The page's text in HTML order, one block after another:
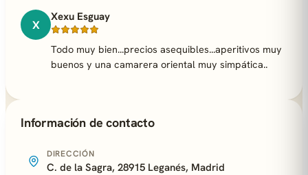
X
Xexu Esguay
Todo muy bien...precios asequibles...aperitivos muy
buenos y una camarera oriental muy simpática..
Información de contacto
DIRECCIÓN
C. de la Sagra, 28915 Leganés, Madrid